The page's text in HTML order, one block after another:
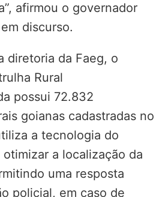
afirmou o governador
discurso.
diretoria da Faeg, o
Rural
possui 72.832
goianas cadastradas no
a tecnologia do
a localização da
uma resposta
policial, em caso de